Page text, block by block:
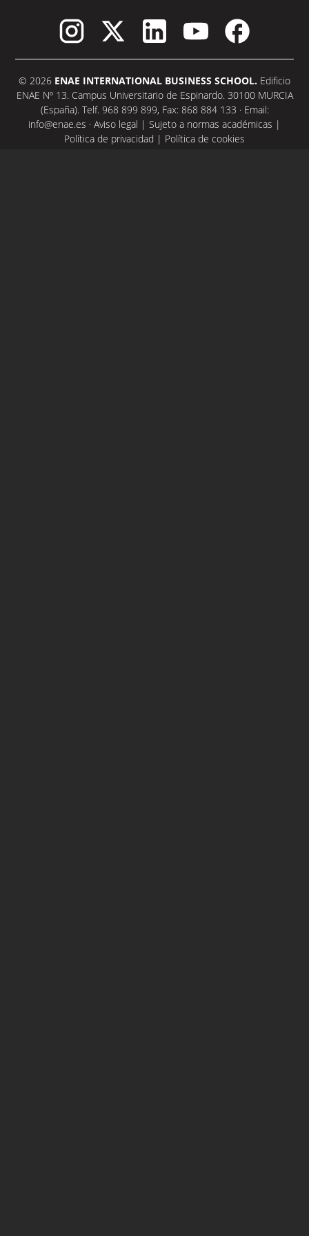
© 2026 ENAE INTERNATIONAL BUSINESS SCHOOL. Edificio
ENAE Nº 13. Campus Universitario de Espinardo. 30100 MURCIA
(España). Telf. 968 899 899, Fax: 868 884 133 · Email:
info@enae.es · Aviso legal | Sujeto a normas académicas |
Política de privacidad | Política de cookies